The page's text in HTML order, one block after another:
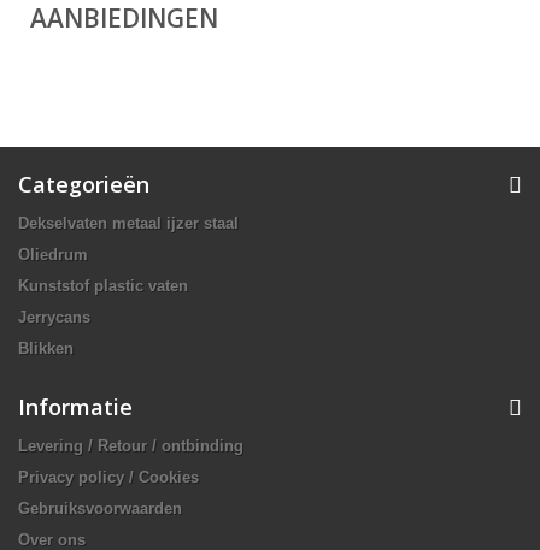
AANBIEDINGEN
Categorieën
Dekselvaten metaal ijzer staal
Oliedrum
Kunststof plastic vaten
Jerrycans
Blikken
Informatie
Levering / Retour / ontbinding
Privacy policy / Cookies
Gebruiksvoorwaarden
Over ons